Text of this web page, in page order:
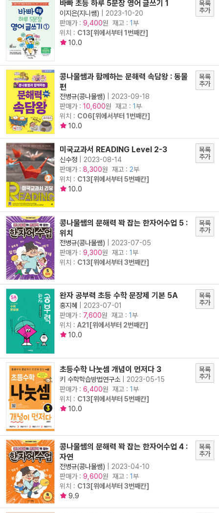
바빠 초등 하루 5문장 영어 글쓰기 1
이지은(지니쌤)
2023-10-20
판매가 : 9,400원 재고 : 1부
위치 : C13[위에서부터 1번째칸]
10.0
목록
추가
콩나물쌤과 함께하는 문해력 속담왕 : 동물
편
전병규(콩나물쌤)
2023-09-18
판매가 : 10,600원 재고 : 1부
위치 : C06[위에서부터 1번째칸]
10.0
목록
추가
미국교과서 READING Level 2-3
신수정
2023-08-14
판매가 : 8,300원 재고 : 2부
위치 : C13[위에서부터 5번째칸]
10.0
목록
추가
콩나물쌤의 문해력 꽉 잡는 한자어수업 5 :
위치
전병규(콩나물쌤)
2023-07-05
판매가 : 9,300원 재고 : 1부
위치 : C13[위에서부터 3번째칸]
목록
추가
완자 공부력 초등 수학 문장제 기본 5A
홍지혜
2023-07-01
판매가 : 7,600원 재고 : 1부
위치 : A21[위에서부터 2번째칸]
10.0
목록
추가
초등수학 나눗셈 개념이 먼저다 3
키 수학학습방법연구소
2023-05-15
판매가 : 6,400원 재고 : 1부
위치 : C13[위에서부터 5번째칸]
10.0
목록
추가
콩나물쌤의 문해력 꽉 잡는 한자어수업 4 :
자연
전병규(콩나물쌤)
2023-04-10
판매가 : 9,600원 재고 : 1부
위치 : C13[위에서부터 3번째칸]
9.9
목록
추가